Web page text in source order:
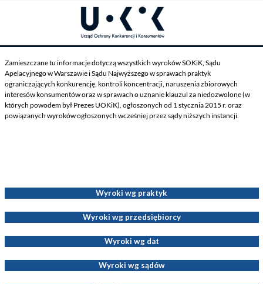
Zamieszczane tu informacje dotyczą wszystkich wyroków SOKiK, Sądu
Apelacyjnego w Warszawie i Sądu Najwyższego w sprawach praktyk
ograniczających konkurencję, kontroli koncentracji, naruszenia zbiorowych
interesów konsumentów oraz w sprawach o uznanie klauzul za niedozwolone (w
których powodem był Prezes UOKiK), ogłoszonych od 1 stycznia 2015 r. oraz
powiązanych wyroków ogłoszonych wcześniej przez sądy niższych instancji.
Wyroki wg praktyk
Wyroki wg przedsiębiorcy
Wyroki wg dat
Wyroki wg sądów